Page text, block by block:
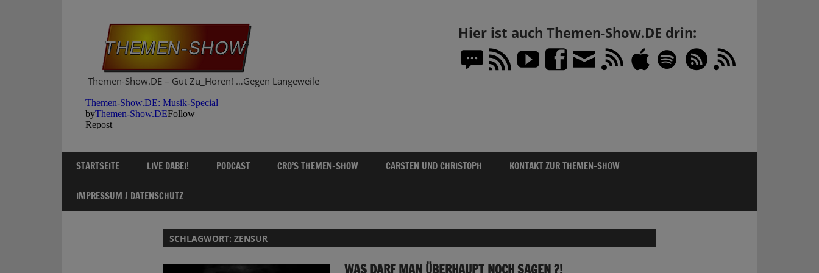
Themen-Show.DE – Gut Zu_Hören! …Gegen Langeweile
Hier ist auch Themen-Show.DE drin:
STARTSEITE LIVE DABEI! PODCAST CRO’S THEMEN-SHOW CARSTEN UND CHRISTOPH KONTAKT ZUR THEMEN-SHOW
IMPRESSUM / DATENSCHUTZ
SCHLAGWORT:ZENSUR
WAS DARF MAN ÜBERHAUPT NOCH SAGEN ?!